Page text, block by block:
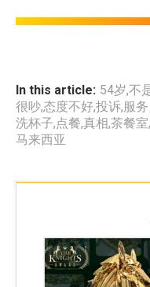
In this article: 54岁,不
很吵,态度不好,投诉,服
洗杯子,点餐,真相,茶餐室,
马来西亚